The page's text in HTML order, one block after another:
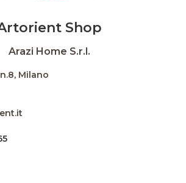
Shop
Arazi Home S.r.l.
Milano